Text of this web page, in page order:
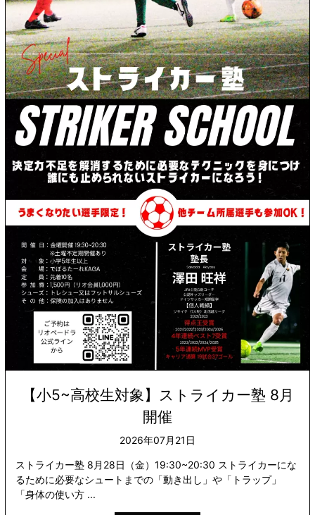
【小5~高校生対象】ストライカー塾 8月
開催
2026年07月21日
ストライカー塾 8月28日（金）19:30~20:30 ストライカーにな
るために必要なシュートまでの「動き出し」や「トラップ」
「身体の使い方 ...